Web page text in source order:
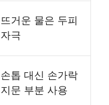
뜨거운 물은 두피
자극
손톱 대신 손가락
지문 부분 사용